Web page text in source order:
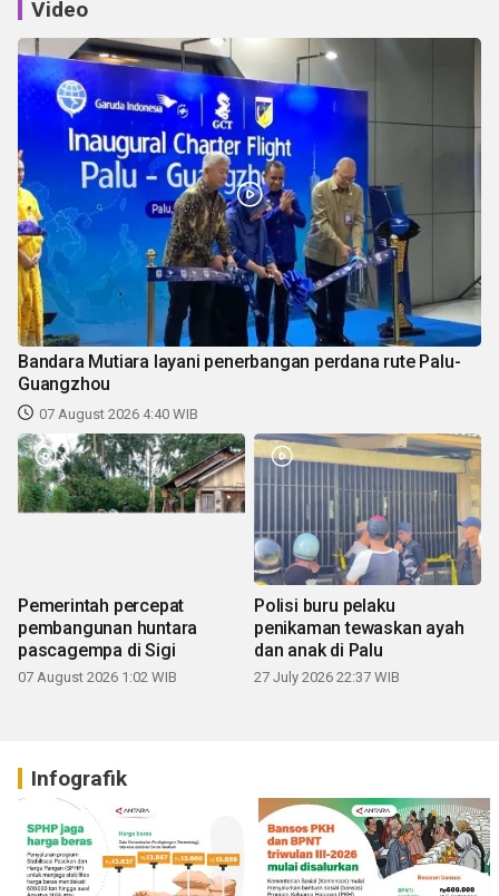
Video
Bandara Mutiara layani penerbangan perdana rute Palu-
Guangzhou
07 August 2026 4:40 WIB
Pemerintah percepat
pembangunan huntara
pascagempa di Sigi
07 August 2026 1:02 WIB
Polisi buru pelaku
penikaman tewaskan ayah
dan anak di Palu
27 July 2026 22:37 WIB
Infografik